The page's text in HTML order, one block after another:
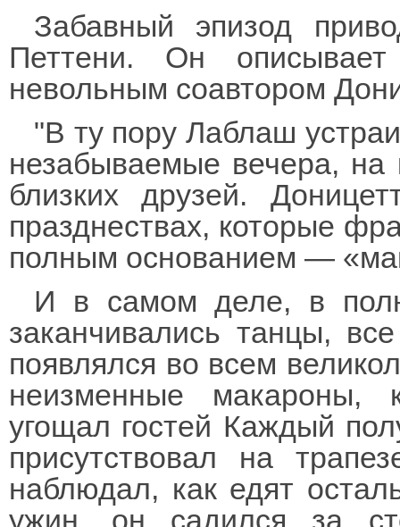
Забавный эпизод
Петтени. Он
невольным соавтором
"В ту пору Лаблаш
незабываемые вечера,
близких друзей.
празднествах, которые
полным основанием —
И в самом деле, в
заканчивались танцы,
появлялся во всем
неизменные макароны,
угощал гостей Каждый
присутствовал на
наблюдал, как едят
ужин, он садился за